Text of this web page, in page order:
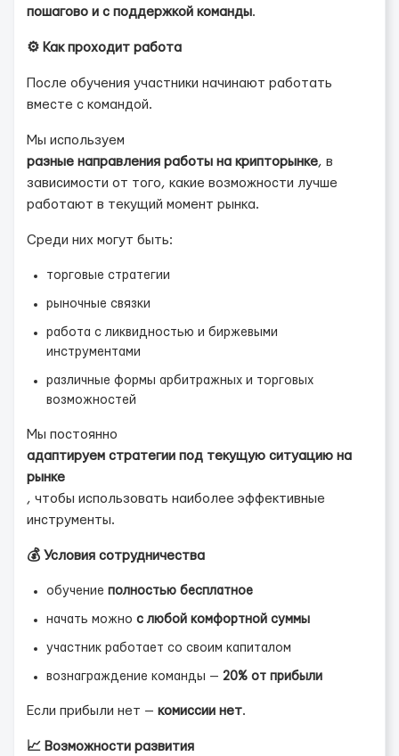
пошагово и с поддержкой команды.
⚙️ Как проходит работа
После обучения участники начинают работать
вместе с командой.
Мы используем
разные направления работы на крипторынке, в
зависимости от того, какие возможности лучше
работают в текущий момент рынка.
Среди них могут быть:
торговые стратегии
рыночные связки
работа с ликвидностью и биржевыми
инструментами
различные формы арбитражных и торговых
возможностей
Мы постоянно
адаптируем стратегии под текущую ситуацию на
рынке
, чтобы использовать наиболее эффективные
инструменты.
💰 Условия сотрудничества
обучение полностью бесплатное
начать можно с любой комфортной суммы
участник работает со своим капиталом
вознаграждение команды — 20% от прибыли
Если прибыли нет — комиссии нет.
📈 Возможности развития